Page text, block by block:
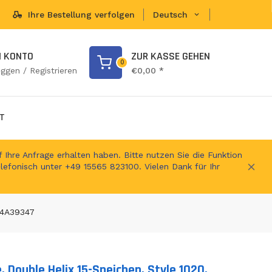
Ihre Bestellung verfolgen Deutsch
Shop
KONTO
/ Registrieren
0 ZUR KASSE GEHEN
€0,00 *
Anfrage erhalten haben. Bitte nutzen Sie die Funktion
unter +49 15565 823100. Vielen Dank für Ihr